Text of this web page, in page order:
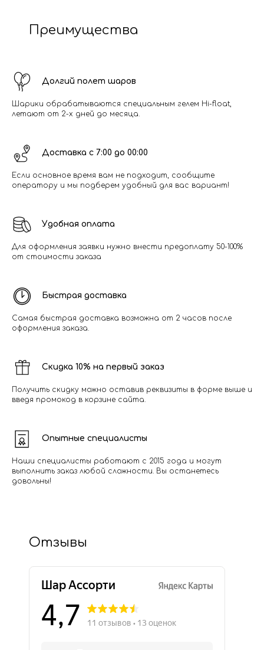
Преимущества
Долгий полет шаров
Шарики обрабатываются специальным гелем Hi-float,
летают от 2-х дней до месяца.
Доставка с 7:00 до 00:00
Если основное время вам не подходит, сообщите
оператору и мы подберем удобный для вас вариант!
Удобная оплата
Для оформления заявки нужно внести предоплату 50-100%
от стоимости заказа
Быстрая доставка
Самая быстрая доставка возможна от 2 часов после
оформления заказа.
Скидка 10% на первый заказ
Получить скидку можно оставив реквизиты в форме выше и
введя промокод в корзине сайта.
Опытные специалисты
Наши специалисты работают с 2015 года и могут
выполнить заказ любой сложности. Вы останетесь
довольны!
Отзывы